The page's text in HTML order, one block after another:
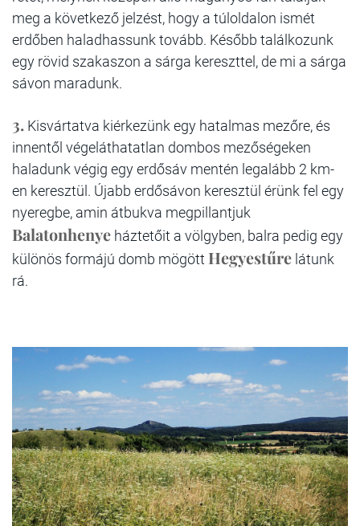
meg a következő jelzést, hogy a túloldalon ismét
erdőben haladhassunk tovább. Később találkozunk
egy rövid szakaszon a sárga kereszttel, de mi a sárga
sávon maradunk.
3. Kisvártatva kiérkezünk egy hatalmas mezőre, és
innentől végeláthatatlan dombos mezőségeken
haladunk végig egy erdősáv mentén legalább 2 km-
en keresztül. Újabb erdősávon keresztül érünk fel egy
nyeregbe, amin átbukva megpillantjuk
Balatonhenye háztetőit a völgyben, balra pedig egy
különös formájú domb mögött Hegyestűre látunk
rá.